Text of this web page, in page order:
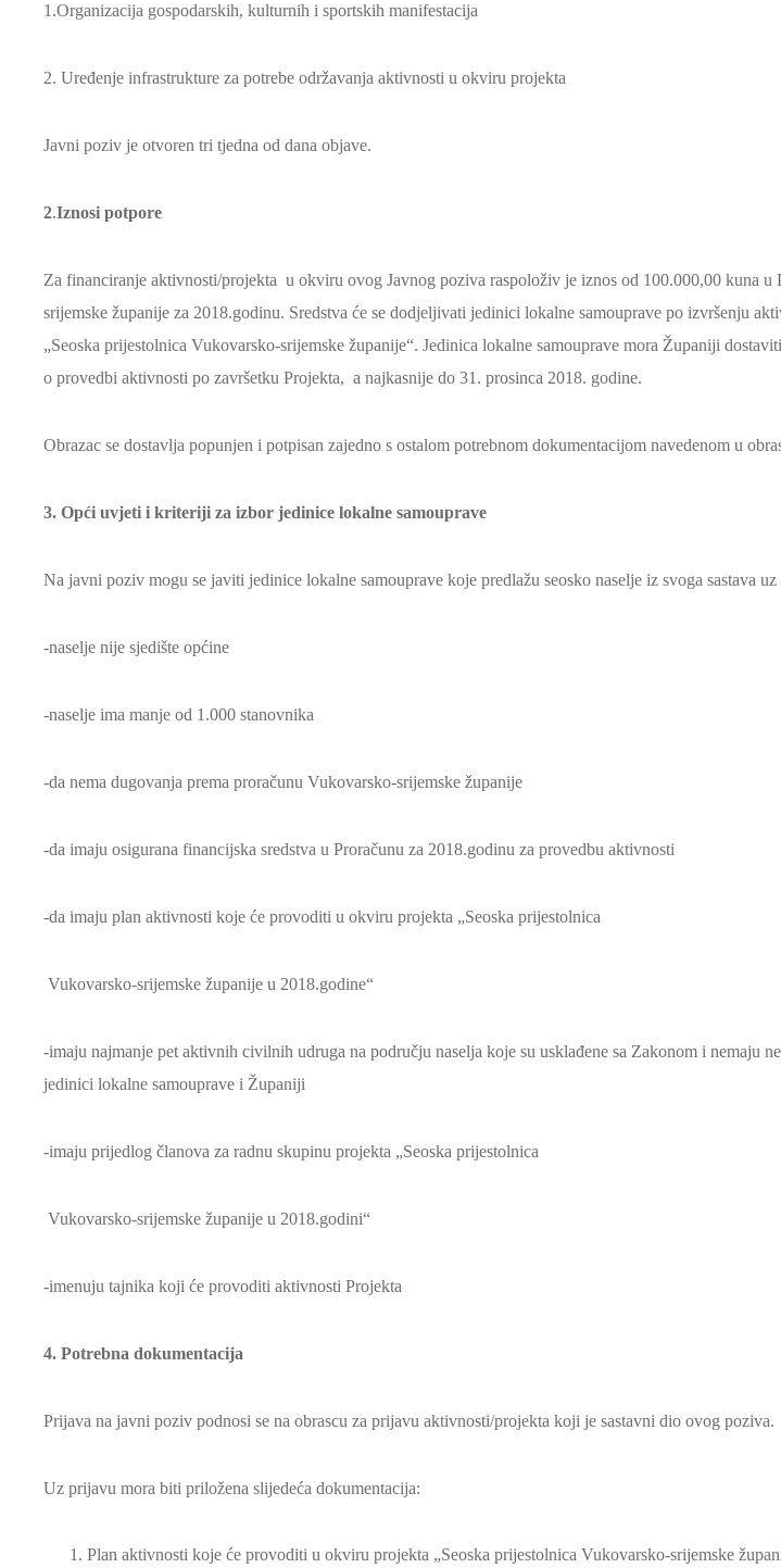
1.Organizacija gospodarskih, kulturnih i sportskih manifestacija
2. Uređenje infrastrukture za potrebe održavanja aktivnosti u okviru projekta
Javni poziv je otvoren tri tjedna od dana objave.
2.Iznosi potpore
Za financiranje aktivnosti/projekta u okviru ovog Javnog poziva raspoloživ je iznos od 100.000,00 kuna u
srijemske županije za 2018.godinu. Sredstva će se dodjeljivati jedinici lokalne samouprave po izvršenju
„Seoska prijestolnica Vukovarsko-srijemske županije“. Jedinica lokalne samouprave mora Županiji
o provedbi aktivnosti po završetku Projekta, a najkasnije do 31. prosinca 2018. godine.
Obrazac se dostavlja popunjen i potpisan zajedno s ostalom potrebnom dokumentacijom navedenom u
3. Opći uvjeti i kriteriji za izbor jedinice lokalne samouprave
Na javni poziv mogu se javiti jedinice lokalne samouprave koje predlažu seosko naselje iz svoga sastava uz
-naselje nije sjedište općine
-naselje ima manje od 1.000 stanovnika
-da nema dugovanja prema proračunu Vukovarsko-srijemske županije
-da imaju osigurana financijska sredstva u Proračunu za 2018.godinu za provedbu aktivnosti
-da imaju plan aktivnosti koje će provoditi u okviru projekta „Seoska prijestolnica
Vukovarsko-srijemske županije u 2018.godine“
-imaju najmanje pet aktivnih civilnih udruga na području naselja koje su usklađene sa Zakonom i nemaju
jedinici lokalne samouprave i Županiji
-imaju prijedlog članova za radnu skupinu projekta „Seoska prijestolnica
Vukovarsko-srijemske županije u 2018.godini“
-imenuju tajnika koji će provoditi aktivnosti Projekta
4. Potrebna dokumentacija
Prijava na javni poziv podnosi se na obrascu za prijavu aktivnosti/projekta koji je sastavni dio ovog poziva.
Uz prijavu mora biti priložena slijedeća dokumentacija:
Plan aktivnosti koje će provoditi u okviru projekta „Seoska prijestolnica Vukovarsko-srijemske